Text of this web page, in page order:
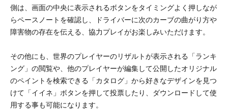
側は、画面の中央に表示されるボタンをタイミングよく押しなが
らペースノートを確認し、ドライバーに次のカーブの曲がり方や
障害物の存在を伝える、協力プレイがお楽しみいただけます。
その他にも、世界のプレイヤーのリザルトが表示される「ランキ
ング」の閲覧や、他のプレイヤーが編集して公開したオリジナル
のペイントを検索できる「カタログ」から好きなデザインを見つ
けて「イイネ」ボタンを押して投票したり、ダウンロードして使
用する事も可能になります。